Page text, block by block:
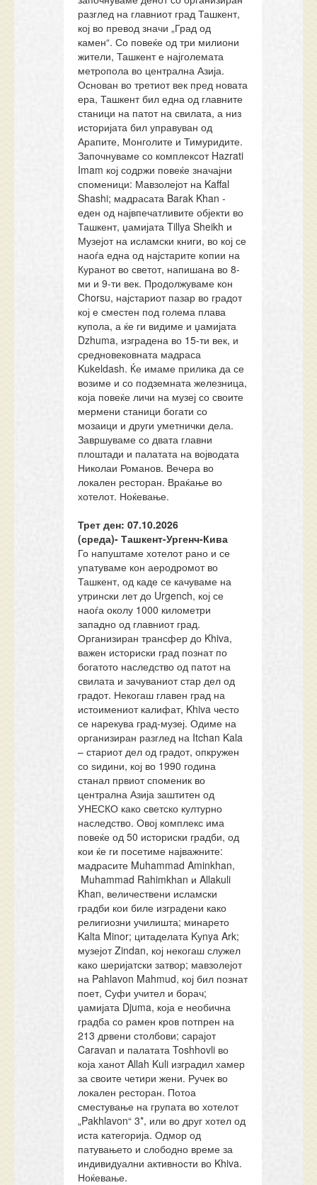
разглед на главниот град Ташкент,
кој во превод значи „Град од
камен“. Со повеќе од три милиони
жители, Ташкент е најголемата
метропола во централна Азија.
Основан во третиот век пред новата
ера, Ташкент бил една од главните
станици на патот на свилата, а низ
историјата бил управуван од
Арапите, Монголите и Тимуридите.
Започнуваме со комплексот Hazrati
Imam кој содржи повеќе значајни
споменици: Мавзолејот на Kaffal
Shashi; мадрасата Barak Khan -
еден од највпечатливите објекти во
Ташкент, џамијата Tillya Sheikh и
Музејот на исламски книги, во кој се
наоѓа една од најстарите копии на
Куранот во светот, напишана во 8-
ми и 9-ти век. Продолжуваме кон
Chorsu, најстариот пазар во градот
кој е сместен под голема плава
купола, а ќе ги видиме и џамијата
Dzhuma, изградена во 15-ти век, и
средновековната мадраса
Kukeldash. Ќе имаме прилика да се
возиме и со подземната железница,
која повеќе личи на музеј со своите
мермени станици богати со
мозаици и други уметнички дела.
Завршуваме со двата главни
плоштади и палатата на војводата
Николаи Романов. Вечера во
локален ресторан. Враќање во
хотелот. Ноќевање.
Трет ден: 07.10.2026
(среда)- Ташкент-Ургенч-Кива
Го напуштаме хотелот рано и се
упатуваме кон аеродромот во
Ташкент, од каде се качуваме на
утрински лет до Urgench, кој се
наоѓа околу 1000 километри
западно од главниот град.
Организиран трансфер до Khiva,
важен историски град познат по
богатото наследство од патот на
свилата и зачуваниот стар дел од
градот. Некогаш главен град на
истоимениот калифат, Khiva често
се нарекува град-музеј. Одиме на
организиран разглед на Itchan Kala
– стариот дел од градот, опкружен
со ѕидини, кој во 1990 година
станал првиот споменик во
централна Азија заштитен од
УНЕСКО како светско културно
наследство. Овој комплекс има
повеќе од 50 историски градби, од
кои ќе ги посетиме најважните:
мадрасите Muhammad Aminkhan,
Muhammad Rahimkhan и Allakuli
Khan, величествени исламски
градби кои биле изградени како
религиозни училишта; минарето
Kalta Minor; цитаделата Kуnya Ark;
музејот Zindan, кој некогаш служел
како шеријатски затвор; мавзолејот
на Pahlavon Mahmud, кој бил познат
поет, Суфи учител и борач;
џамијата Djuma, која е необична
градба со рамен кров потпрен на
213 дрвени столбови; сарајот
Caravan и палатата Toshhovli во
која ханот Allah Kuli изградил хамер
за своите четири жени. Ручек во
локален ресторан. Потоа
сместување на групата во хотелот
„Pakhlavon“ 3*, или во друг хотел од
иста категорија. Одмор од
патувањето и слободно време за
индивидуални активности во Khiva.
Ноќевање.